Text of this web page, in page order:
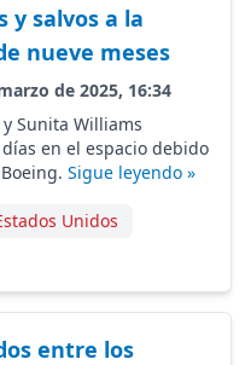
y salvos a la
nueve meses
de 2025, 16:34
Sunita Williams
en el espacio debido
Sigue leyendo »
Unidos
entre los